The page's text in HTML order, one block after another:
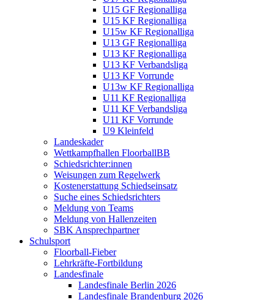
U15 GF Regionalliga
U15 KF Regionalliga
U15w KF Regionalliga
U13 GF Regionalliga
U13 KF Regionalliga
U13 KF Verbandsliga
U13 KF Vorrunde
U13w KF Regionalliga
U11 KF Regionalliga
U11 KF Verbandsliga
U11 KF Vorrunde
U9 Kleinfeld
Landeskader
Wettkampfhallen FloorballBB
Schiedsrichter:innen
Weisungen zum Regelwerk
Kostenerstattung Schiedseinsatz
Suche eines Schiedsrichters
Meldung von Teams
Meldung von Hallenzeiten
SBK Ansprechpartner
Schulsport
Floorball-Fieber
Lehrkräfte-Fortbildung
Landesfinale
Landesfinale Berlin 2026
Landesfinale Brandenburg 2026